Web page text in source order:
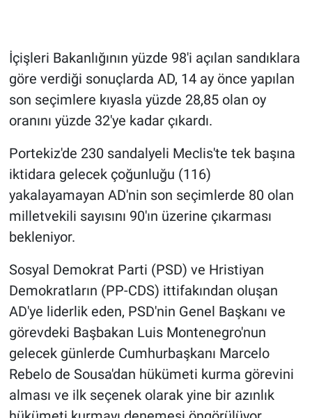
İçişleri Bakanlığının yüzde 98'i açılan sandıklara
göre verdiği sonuçlarda AD, 14 ay önce yapılan
son seçimlere kıyasla yüzde 28,85 olan oy
oranını yüzde 32'ye kadar çıkardı.
Portekiz'de 230 sandalyeli Meclis'te tek başına
iktidara gelecek çoğunluğu (116)
yakalayamayan AD'nin son seçimlerde 80 olan
milletvekili sayısını 90'ın üzerine çıkarması
bekleniyor.
Sosyal Demokrat Parti (PSD) ve Hristiyan
Demokratların (PP-CDS) ittifakından oluşan
AD'ye liderlik eden, PSD'nin Genel Başkanı ve
görevdeki Başbakan Luis Montenegro'nun
gelecek günlerde Cumhurbaşkanı Marcelo
Rebelo de Sousa'dan hükümeti kurma görevini
alması ve ilk seçenek olarak yine bir azınlık
Gündem Özel
Günün görüntüsü
Haber
İlan
Kimdir
Koronavirüs
Kültür Sanat
Ne demişti
Nedir
Popüler
Programlar